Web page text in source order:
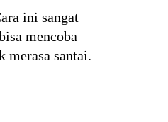
ini sangat
mencoba
merasa santai.